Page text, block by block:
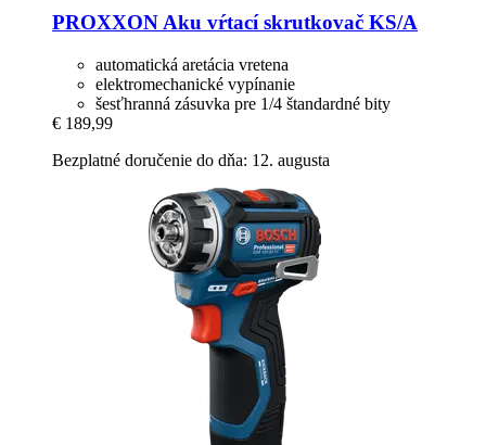
PROXXONAku vŕtací skrutkovač KS/A
automatická aretácia vretena
elektromechanické vypínanie
šesťhranná zásuvka pre 1/4 štandardné bity
€ 189,99
Bezplatné doručenie do dňa: 12. augusta